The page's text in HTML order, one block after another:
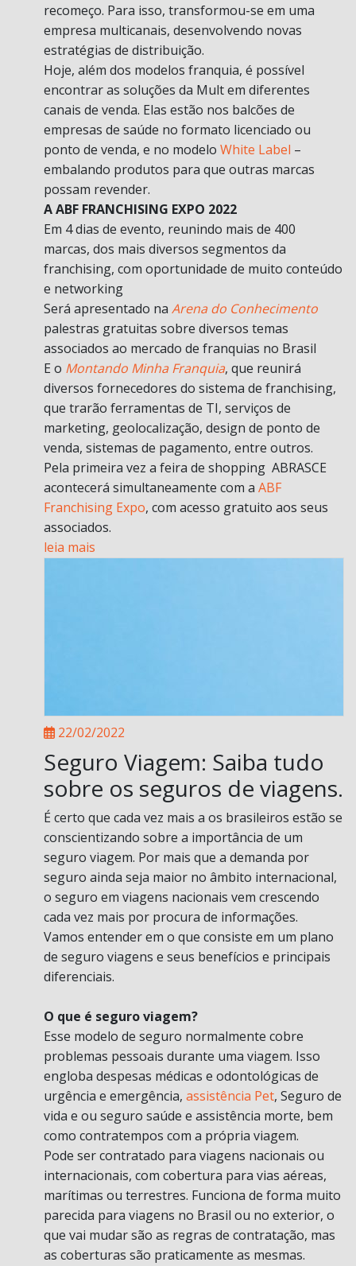
recomeço. Para isso, transformou-se em uma
empresa multicanais, desenvolvendo novas
estratégias de distribuição.
Hoje, além dos modelos franquia, é possível
encontrar as soluções da Mult em diferentes
canais de venda. Elas estão nos balcões de
empresas de saúde no formato licenciado ou
ponto de venda, e no modelo White Label –
embalando produtos para que outras marcas
possam revender.
A ABF FRANCHISING EXPO 2022
Em 4 dias de evento, reunindo mais de 400
marcas, dos mais diversos segmentos da
franchising, com oportunidade de muito conteúdo
e networking
Será apresentado na Arena do Conhecimento
palestras gratuitas sobre diversos temas
associados ao mercado de franquias no Brasil
E o Montando Minha Franquia, que reunirá
diversos fornecedores do sistema de franchising,
que trarão ferramentas de TI, serviços de
marketing, geolocalização, design de ponto de
venda, sistemas de pagamento, entre outros.
Pela primeira vez a feira de shopping ABRASCE
acontecerá simultaneamente com a ABF
Franchising Expo, com acesso gratuito aos seus
associados.
leia mais
22/02/2022
Seguro Viagem: Saiba tudo
sobre os seguros de viagens.
É certo que cada vez mais a os brasileiros estão se
conscientizando sobre a importância de um
seguro viagem. Por mais que a demanda por
seguro ainda seja maior no âmbito internacional,
o seguro em viagens nacionais vem crescendo
cada vez mais por procura de informações.
Vamos entender em o que consiste em um plano
de seguro viagens e seus benefícios e principais
diferenciais.
O que é seguro viagem?
Esse modelo de seguro normalmente cobre
problemas pessoais durante uma viagem. Isso
engloba despesas médicas e odontológicas de
urgência e emergência, assistência Pet, Seguro de
vida e ou seguro saúde e assistência morte, bem
como contratempos com a própria viagem.
Pode ser contratado para viagens nacionais ou
internacionais, com cobertura para vias aéreas,
marítimas ou terrestres. Funciona de forma muito
parecida para viagens no Brasil ou no exterior, o
que vai mudar são as regras de contratação, mas
as coberturas são praticamente as mesmas.